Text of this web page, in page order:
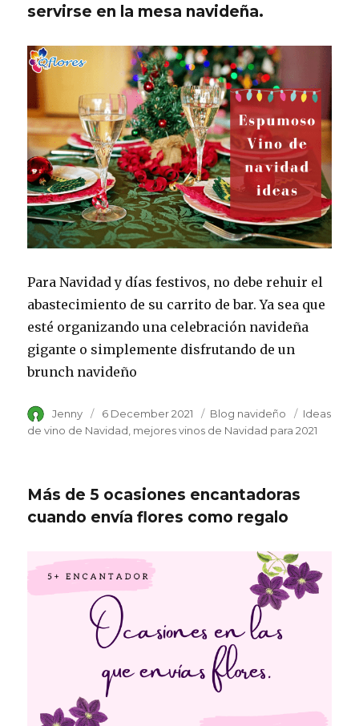
servirse en la mesa navideña.
Para Navidad y días festivos, no debe rehuir el
abastecimiento de su carrito de bar. Ya sea que
esté organizando una celebración navideña
gigante o simplemente disfrutando de un
brunch navideño
Author
Jenny
Posted
on
6 December 2021 Category
Blog navideño Tags
Ideas
de vino de Navidad mejores vinos de Navidad para 2021
Más de 5 ocasiones encantadoras
cuando envía flores como regalo